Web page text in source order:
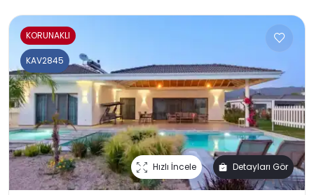
KORUNAKLI
Hızlı İncele Detayları Gör
KAV2845